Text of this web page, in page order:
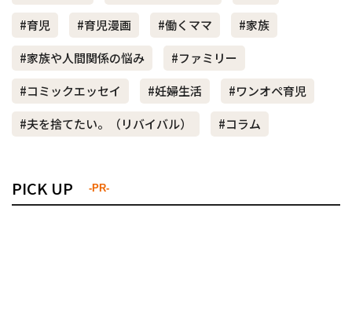
#育児
#育児漫画 #働くママ
#家族
#家族や人間関係の悩み
#ファミリー
#コミックエッセイ
#妊婦生活
#ワンオペ育児
#夫を捨てたい。（リバイバル）
#コラム
PICK UP -PR-